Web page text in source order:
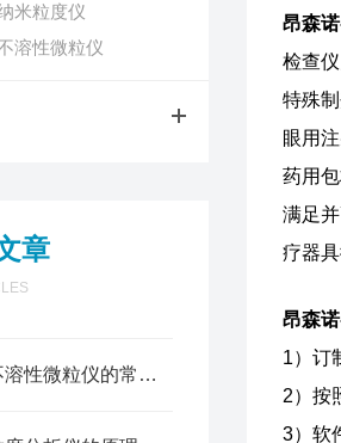
米粒度仪
溶性微粒仪
章
显微计数法不溶性微粒仪的常见问题相应解决方法分享
昂森
检查
特殊
眼用
药用
满足
疗器
昂森
1）订
2）按
3）软